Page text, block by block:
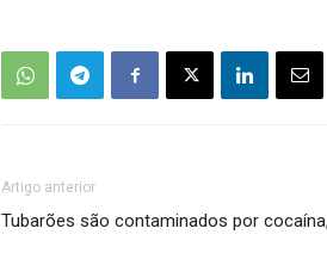
Artigo anterior
Tubarões são contaminados por